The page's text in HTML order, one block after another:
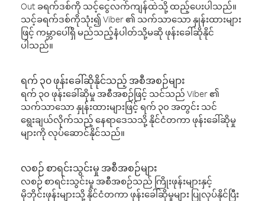
Out ခရက်ဒစ်ကို သင့်ငွေလက်ကျန်ထဲသို့ ထည့်ပေးပါသည်။
သင့်ခရက်ဒစ်ကိုသုံး၍ Viber ၏ သက်သာသော နှုန်းထားများ
ဖြင့် ကမ္ဘာပေါ်ရှိ မည်သည့်နံပါတ်သို့မဆို ဖုန်းခေါ်ဆိုနိုင်
ပါသည်။
ရက် ၃၀ ဖုန်းခေါ်ဆိုနိုင်သည့် အစီအစဉ်များ
ရက် ၃၀ ဖုန်းခေါ်ဆိုမှု အစီအစဉ်ဖြင့် သင်သည် Viber ၏
သက်သာသော နှုန်းထားများဖြင့် ရက် ၃၀ အတွင်း သင်
ရွေးချယ်လိုက်သည့် နေရာဒေသသို့ နိုင်ငံတကာ ဖုန်းခေါ်ဆိုမှု
များကို လုပ်ဆောင်နိုင်သည်။
လစဉ် စာရင်းသွင်းမှု အစီအစဉ်များ
လစဉ် စာရင်းသွင်းမှု အစီအစဉ်သည် ကြိုးဖုန်းများနှင့်
မိုဘိုင်းဖုန်းများသို့ နိုင်ငံတကာ ဖုန်းခေါ်ဆိုမှုများ ပြုလုပ်နိုင်ပြီး